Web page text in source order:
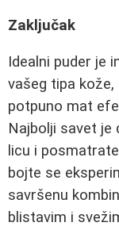
Zaključak
Idealni puder je
vašeg tipa kože,
potpuno mat
Najbolji savet je
licu i
bojte se
savršenu
blistavim i